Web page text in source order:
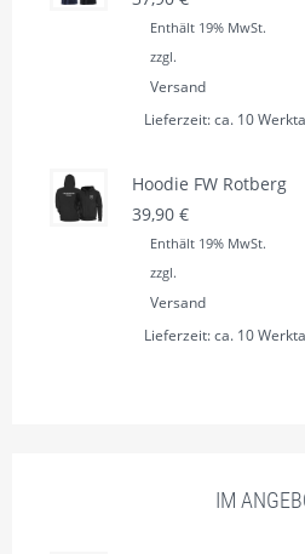
Enthält 19% MwSt.
zzgl.
Versand
Lieferzeit: ca. 10
Hoodie FW Rotberg
39,90 €
Enthält 19% MwSt.
zzgl.
Versand
Lieferzeit: ca. 10
IM